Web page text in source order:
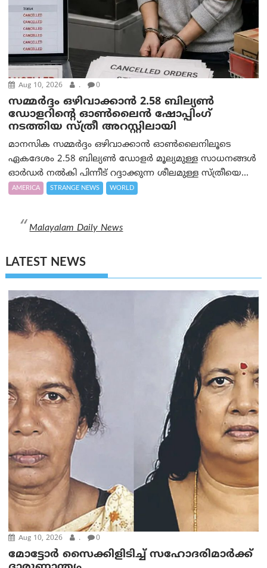
Aug 10, 2026 . 0
സമ്മര്‍ദ്ദം ഒഴിവാക്കാന്‍ 2.58 ബില്യൺ
ഡോളറിന്റെ ഓണ്‍ലൈന്‍ ഷോപ്പിംഗ്
നടത്തിയ സ്ത്രീ അറസ്റ്റിലായി
മാനസിക സമ്മര്‍ദ്ദം ഒഴിവാക്കാന്‍ ഓണ്‍ലൈനിലൂടെ
ഏകദേശം 2.58 ബില്യൺ ഡോളർ മൂല്യമുള്ള സാധനങ്ങള്‍
ഓര്‍ഡര്‍ നല്‍കി പിന്നീട് റദ്ദാക്കുന്ന ശീലമുള്ള സ്ത്രീയെ...
AMERICA STRANGE NEWS WORLD
Malayalam Daily News
LATEST NEWS
Aug 10, 2026 . 0
മോട്ടോര്‍ സൈക്കിളിടിച്ച് സഹോദരിമാര്‍ക്ക്